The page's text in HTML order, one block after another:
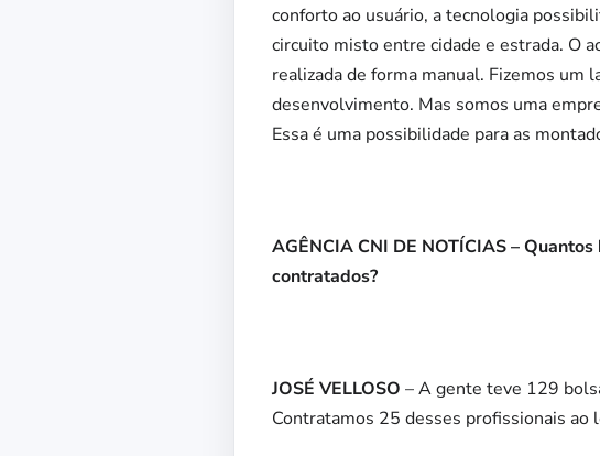
conforto ao usuário, a tecnologia
circuito misto entre cidade e estrada. O
realizada de forma manual. Fizemos um
desenvolvimento. Mas somos uma
Essa é uma possibilidade para as
AGÊNCIA CNI DE NOTÍCIAS –
contratados?
JOSÉ VELLOSO – A gente teve 129
Contratamos 25 desses profissionais ao